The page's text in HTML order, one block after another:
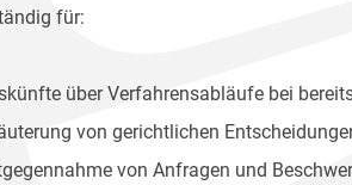
für:
über Verfahrensabläufe bei
von gerichtlichen
von Anfragen und